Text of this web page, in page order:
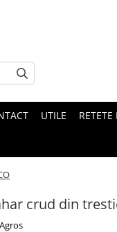
UTILE
crud din